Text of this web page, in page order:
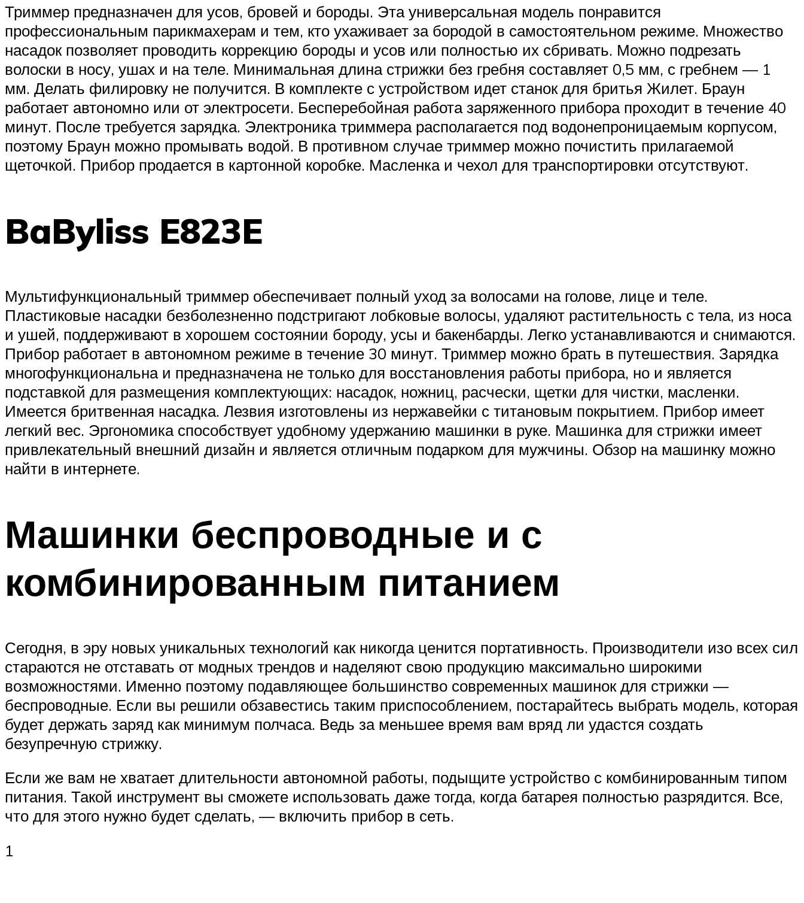
Триммер предназначен для усов, бровей и бороды. Эта универсальная модель понравится
профессиональным парикмахерам и тем, кто ухаживает за бородой в самостоятельном режиме. Множество
насадок позволяет проводить коррекцию бороды и усов или полностью их сбривать. Можно подрезать
волоски в носу, ушах и на теле. Минимальная длина стрижки без гребня составляет 0,5 мм, с гребнем — 1
мм. Делать филировку не получится. В комплекте с устройством идет станок для бритья Жилет. Браун
работает автономно или от электросети. Бесперебойная работа заряженного прибора проходит в течение 40
минут. После требуется зарядка. Электроника триммера располагается под водонепроницаемым корпусом,
поэтому Браун можно промывать водой. В противном случае триммер можно почистить прилагаемой
щеточкой. Прибор продается в картонной коробке. Масленка и чехол для транспортировки отсутствуют.
BaByliss E823E
Мультифункциональный триммер обеспечивает полный уход за волосами на голове, лице и теле.
Пластиковые насадки безболезненно подстригают лобковые волосы, удаляют растительность с тела, из носа
и ушей, поддерживают в хорошем состоянии бороду, усы и бакенбарды. Легко устанавливаются и снимаются.
Прибор работает в автономном режиме в течение 30 минут. Триммер можно брать в путешествия. Зарядка
многофункциональна и предназначена не только для восстановления работы прибора, но и является
подставкой для размещения комплектующих: насадок, ножниц, расчески, щетки для чистки, масленки.
Имеется бритвенная насадка. Лезвия изготовлены из нержавейки с титановым покрытием. Прибор имеет
легкий вес. Эргономика способствует удобному удержанию машинки в руке. Машинка для стрижки имеет
привлекательный внешний дизайн и является отличным подарком для мужчины. Обзор на машинку можно
найти в интернете.
Машинки беспроводные и с
комбинированным питанием
Сегодня, в эру новых уникальных технологий как никогда ценится портативность. Производители изо всех сил
стараются не отставать от модных трендов и наделяют свою продукцию максимально широкими
возможностями. Именно поэтому подавляющее большинство современных машинок для стрижки —
беспроводные. Если вы решили обзавестись таким приспособлением, постарайтесь выбрать модель, которая
будет держать заряд как минимум полчаса. Ведь за меньшее время вам вряд ли удастся создать
безупречную стрижку.
Если же вам не хватает длительности автономной работы, подыщите устройство с комбинированным типом
питания. Такой инструмент вы сможете использовать даже тогда, когда батарея полностью разрядится. Все,
что для этого нужно будет сделать, — включить прибор в сеть.
1